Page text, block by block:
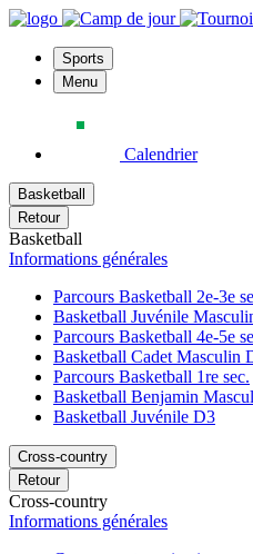
Sports
Menu
Calendrier
Basketball
Retour
Basketball
Informations générales
Parcours Basketball 2e-3e
Basketball Juvénile
Parcours Basketball 4e-5e
Basketball Cadet Masculin
Parcours Basketball 1re sec.
Basketball Benjamin
Basketball Juvénile D3
Cross-country
Retour
Cross-country
Informations générales